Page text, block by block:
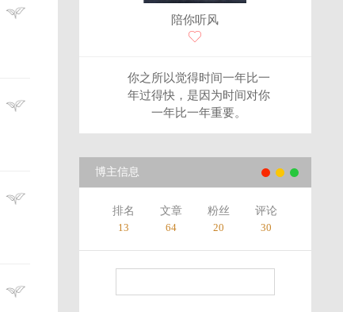
陪你听风
你之所以觉得时间一年比一
年过得快，是因为时间对你
一年比一年重要。
博主信息
排名
13
文章
64
粉丝
20
评论
30